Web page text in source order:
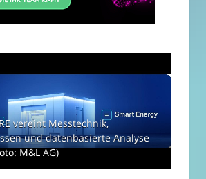
vereint Messtechnik,
und datenbasierte Analyse
M&L AG)